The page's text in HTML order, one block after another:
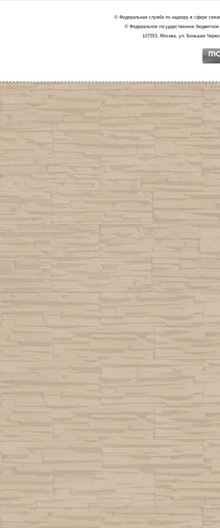
© Федеральная служба по надзору в сфере
© Федеральное государственное
107553, Москва, ул. Большая